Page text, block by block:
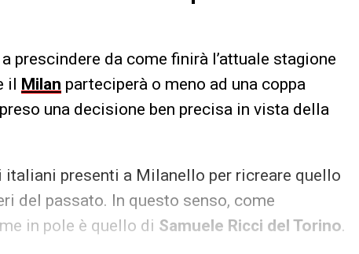
a prescindere da come finirà l’attuale stagione
il Milan parteciperà o meno ad una coppa
una decisione ben precisa in vista della
italiani presenti a Milanello per ricreare quello
del passato. In questo senso, come
in pole è quello di Samuele Ricci del Torino.